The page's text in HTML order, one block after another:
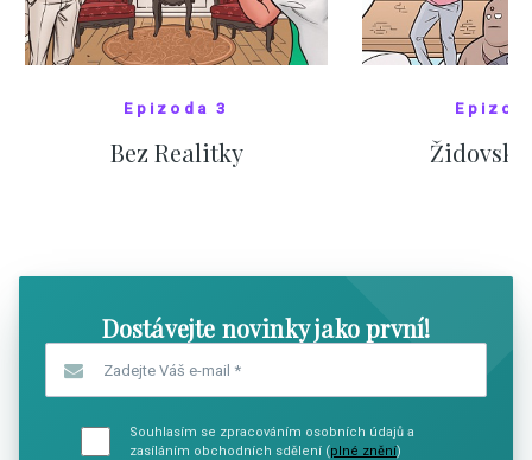
Epizoda 3
Bez Realitky
Dostávejte novinky jako první!
Souhlasím se zpracováním osobních údajů a
zasíláním obchodních sdělení (plné znění)